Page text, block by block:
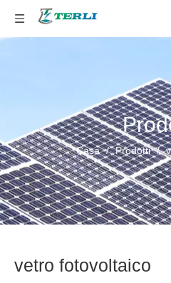
Casa / Prodotti /
vetro fotovoltaico